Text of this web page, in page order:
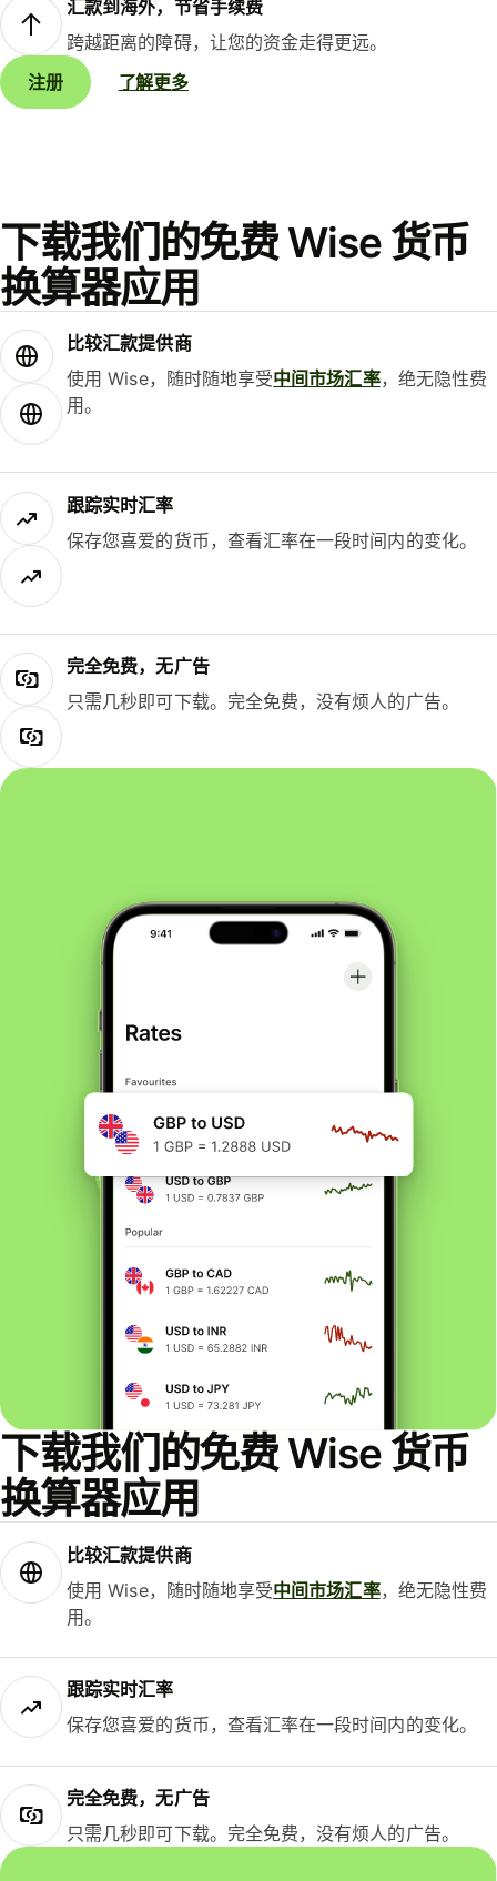
汇款到海外，节省手续费
跨越距离的障碍，让您的资金走得更远。
注册
了解更多
下载我们的免费 Wise 货币
换算器应用
比较汇款提供商
使用 Wise，随时随地享受中间市场汇率，绝无隐性费
用。
跟踪实时汇率
保存您喜爱的货币，查看汇率在一段时间内的变化。
完全免费，无广告
只需几秒即可下载。完全免费，没有烦人的广告。
下载我们的免费 Wise 货币
换算器应用
比较汇款提供商
使用 Wise，随时随地享受中间市场汇率，绝无隐性费
用。
跟踪实时汇率
保存您喜爱的货币，查看汇率在一段时间内的变化。
完全免费，无广告
只需几秒即可下载。完全免费，没有烦人的广告。